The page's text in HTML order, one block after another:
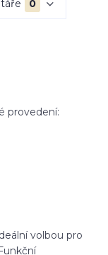
0
provedení:
volbou pro